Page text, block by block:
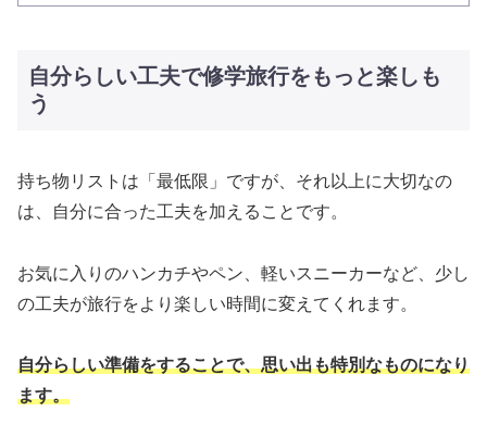
自分らしい工夫で修学旅行をもっと楽しも
う
持ち物リストは「最低限」ですが、それ以上に大切なの
は、自分に合った工夫を加えることです。
お気に入りのハンカチやペン、軽いスニーカーなど、少し
の工夫が旅行をより楽しい時間に変えてくれます。
自分らしい準備をすることで、思い出も特別なものになり
ます。